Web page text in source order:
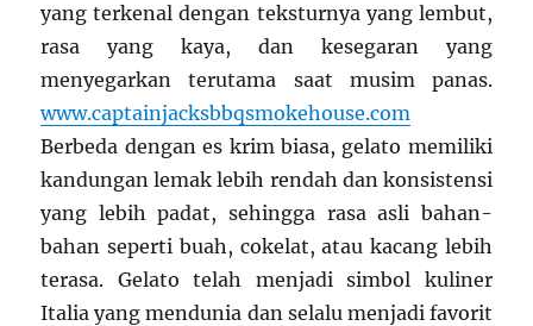
yang terkenal dengan teksturnya yang lembut,
rasa yang kaya, dan kesegaran yang
menyegarkan terutama saat musim panas.
www.captainjacksbbqsmokehouse.com
Berbeda dengan es krim biasa, gelato memiliki
kandungan lemak lebih rendah dan konsistensi
yang lebih padat, sehingga rasa asli bahan-
bahan seperti buah, cokelat, atau kacang lebih
terasa. Gelato telah menjadi simbol kuliner
Italia yang mendunia dan selalu menjadi favorit